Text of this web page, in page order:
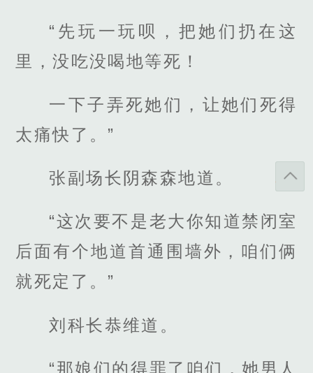
“先玩一玩呗，把她们扔在这
里，没吃没喝地等死！
一下子弄死她们，让她们死得
太痛快了。”
张副场长阴森森地道。
“这次要不是老大你知道禁闭室
后面有个地道首通围墙外，咱们俩
就死定了。”
刘科长恭维道。
“那娘们的得罪了咱们，她男人